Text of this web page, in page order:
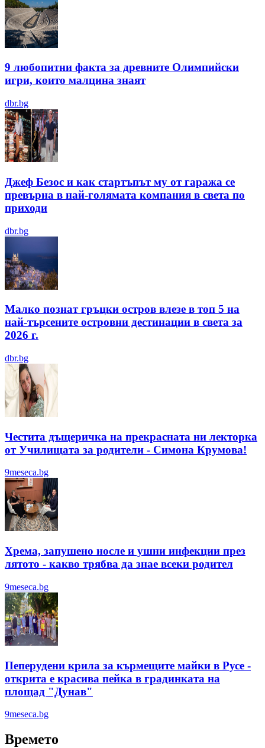
9 любопитни факта за древните Олимпийски
игри, които малцина знаят
dbr.bg
Джеф Безос и как стартъпът му от гаража се
превърна в най-голямата компания в света по
приходи
dbr.bg
Малко познат гръцки остров влезе в топ 5 на
най-търсените островни дестинации в света за
2026 г.
dbr.bg
Честита дъщеричка на прекрасната ни лекторка
от Училищата за родители - Симона Крумова!
9meseca.bg
Хрема, запушено носле и ушни инфекции през
лятотo - какво трябва да знае всеки родител
9meseca.bg
Пеперудени крила за кърмещите майки в Русе -
открита е красива пейка в градинката на
площад "Дунав"
9meseca.bg
Времето